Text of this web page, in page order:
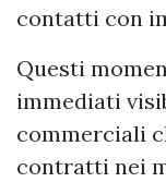
contatti con
Questi
immediati
commerciali
contratti nei